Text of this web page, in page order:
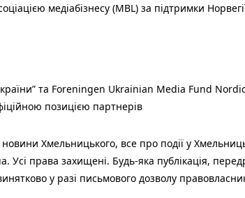
медіабізнесу (MBL) за підтримки
та Foreningen Ukrainian Media Fund
позицією партнерів
Хмельницького, все про події у
права захищені. Будь-яка публiкацiя,
у разі письмового дозволу